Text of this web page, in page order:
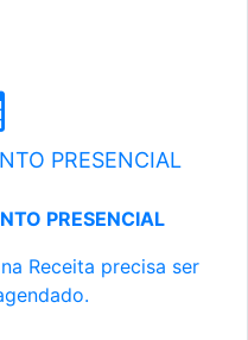
PRESENCIAL
PRESENCIAL
Receita precisa ser